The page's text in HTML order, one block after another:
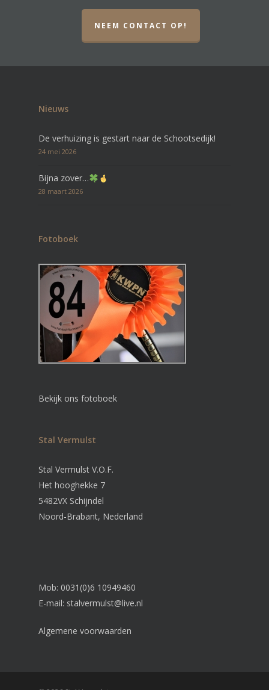
NEEM CONTACT OP!
Nieuws
De verhuizing is gestart naar de Schootsedijk!
24 mei 2026
Bijna zover…
28 maart 2026
Fotoboek
Bekijk ons fotoboek
Stal Vermulst
Stal Vermulst V.O.F.
Het hooghekke 7
5482VX Schijndel
Noord-Brabant, Nederland
Mob: 0031(0)6 10949460
E-mail: stalvermulst@live.nl
Algemene voorwaarden